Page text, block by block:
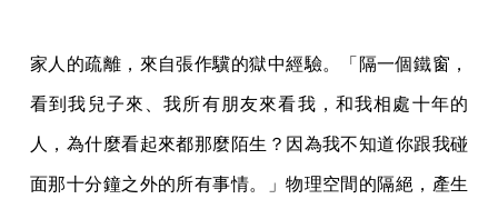
家人的疏離，來自張作驥的獄中經驗。「隔一個鐵窗，
看到我兒子來、我所有朋友來看我，和我相處十年的
人，為什麼看起來都那麼陌生？因為我不知道你跟我碰
面那十分鐘之外的所有事情。」物理空間的隔絕，產生